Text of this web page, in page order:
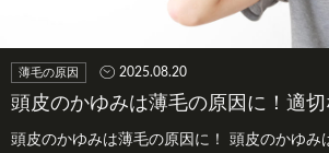
薄毛の原因 2025.08.20
頭皮のかゆみは薄毛の原因に！適
頭皮のかゆみは薄毛の原因に！ 頭皮のかゆみ